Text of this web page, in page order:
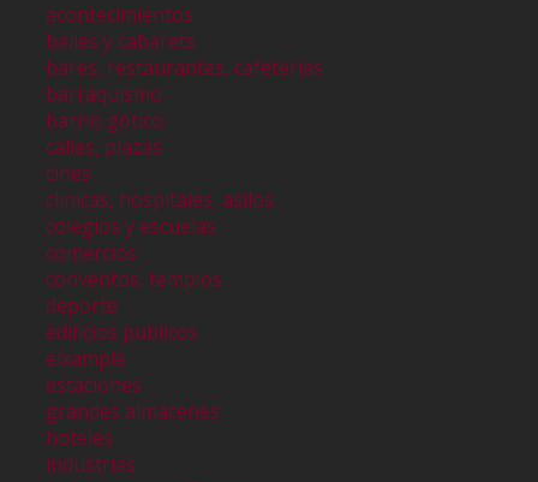
acontecimientos
bailes y cabarets
bares, restaurantes, cafeterías
barraquismo
barrio gótico
calles, plazas
cines
clinicas, hospitales, asilos
colegios y escuelas
comercios
conventos, templos
deporte
edificios publicos
eixample
estaciones
grandes almacenes
hoteles
industrias